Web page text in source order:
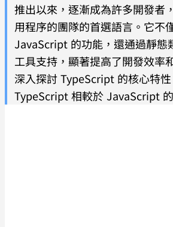
推出以來，逐漸成為許多開發者
用程序的團隊的首選語言。它不
JavaScript 的功能，還通過靜態
工具支持，顯著提高了開發效率
深入探討 TypeScript 的核心特
TypeScript 相較於 JavaScript